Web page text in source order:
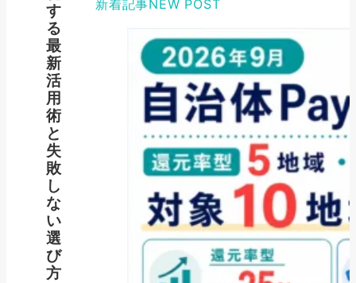
す
る
最
新
活
用
術
と
失
敗
し
な
い
選
び
方
新着記事NEW POST